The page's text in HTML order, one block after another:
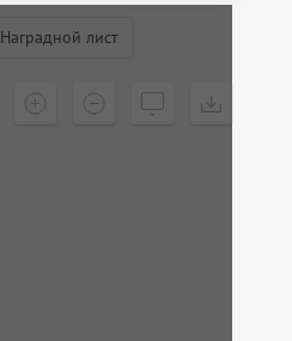
Наградной лист